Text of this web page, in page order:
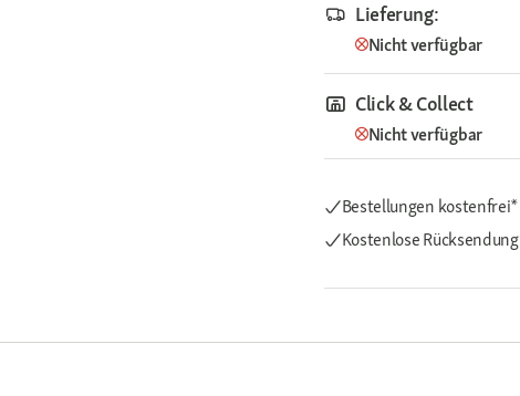
Lieferung:
Nicht verfügbar
Click & Collect
Nicht verfügbar
Bestellungen kostenfrei*
Kostenlose Rücksendung